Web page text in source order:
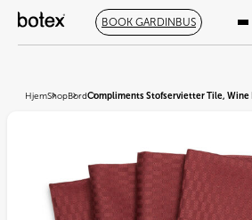
BOOK GARDINBUS
HjemShopBordCompliments Stofservietter Tile, Wine